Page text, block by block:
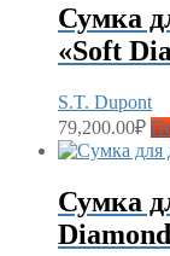
Сумка
«Soft
S.T. Dupont
79,200.00₽
Сумка